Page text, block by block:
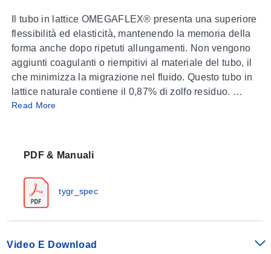
Il tubo in lattice OMEGAFLEX® presenta una superiore
flessibilità ed elasticità, mantenendo la memoria della
forma anche dopo ripetuti allungamenti. Non vengono
aggiunti coagulanti o riempitivi al materiale del tubo, il
che minimizza la migrazione nel fluido. Questo tubo in
lattice naturale contiene il 0,87% di zolfo residuo.
Durezza, Shore A:
Resistenza alla trazione, psi:
Allungamento a rottura, %:
Temperatura di fragilità:
Intervallo di temperatura di esercizio:-54 a 82°C (-65
Read More
PDF & Manuali
tygr_spec
Video E Download